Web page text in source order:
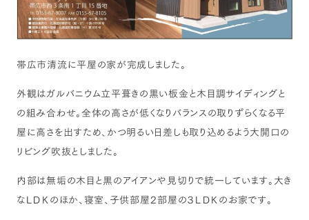
帯広市清流に平屋の家が完成しました。
外観はガルバニウム立平葺きの黒い板金と木目調サイディングと
の組み合わせ。全体の高さが低くなりバランスの取りずらくなる平
屋に高さを出すため、かつ明るい日差しも取り込めるよう大開口の
リビング吹抜としました。
内部は無垢の木目と黒のアイアンや見切りで統一しています。大き
なＬＤＫのほか、寝室、子供部屋２部屋の３ＬＤＫのお家です。